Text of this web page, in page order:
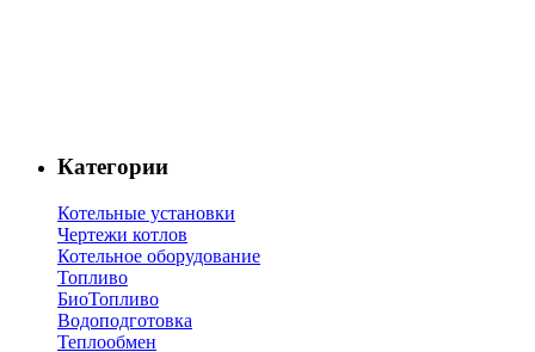
Категории
Котельные установки
Чертежи котлов
Котельное оборудование
Топливо
БиоТопливо
Водоподготовка
Теплообмен